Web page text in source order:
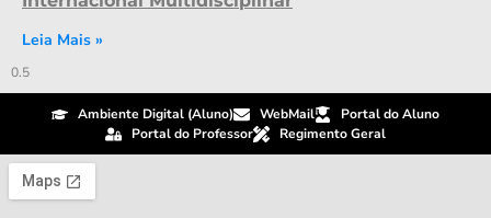
Leia Mais »
Ambiente Digital (Aluno) WebMail
Portal do Aluno
Portal do Professor
Regimento Geral